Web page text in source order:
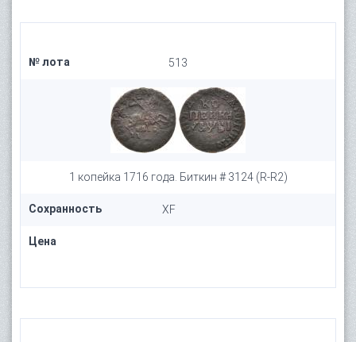
№ лота 513
1 копейка 1716 года. Биткин # 3124 (R-R2)
Сохранность XF
Цена